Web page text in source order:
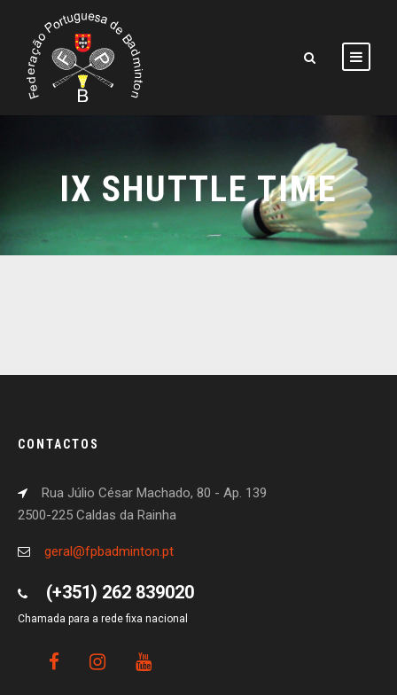
IX SHUTTLE TIME
CONTACTOS
Rua Júlio César Machado, 80 - Ap. 139
2500-225 Caldas da Rainha
geral@fpbadminton.pt
(+351) 262 839020
Chamada para a rede fixa nacional